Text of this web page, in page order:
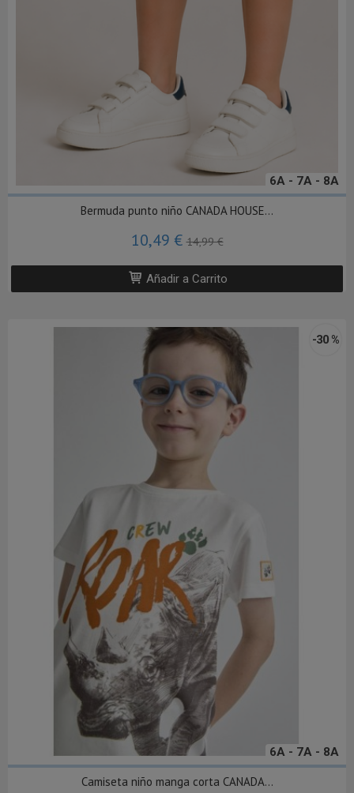
6A - 7A - 8A
Bermuda punto niño CANADA HOUSE...
10,49 €14,99 €
Añadir a Carrito
6A - 7A - 8A
-30 %
Camiseta niño manga corta CANADA...